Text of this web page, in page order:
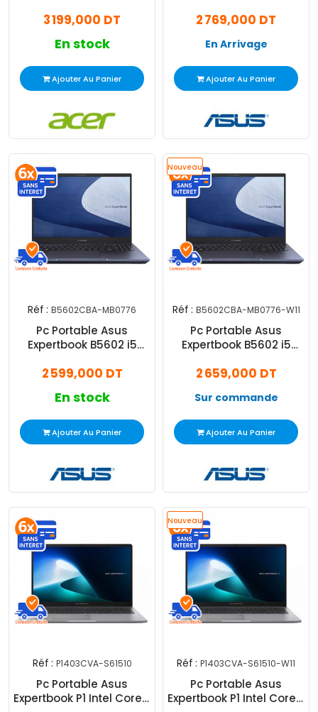
Windows 11 Pro
3 199,000 DT
En stock
Ajouter Au Panier
512Go SSD
2 769,000 DT
En Arrivage
Ajouter Au Panier
Réf : B5602CBA-MB0776
Pc Portable Asus
Expertbook B5602 i5
2 599,000 DT
En stock
Ajouter Au Panier
Nouveau
Réf : B5602CBA-MB0776-W11
Pc Portable Asus
Expertbook B5602 i5
Windows 11
2 659,000 DT
Sur commande
Ajouter Au Panier
Réf : P1403CVA-S61510
Pc Portable Asus
Expertbook P1 Intel Core 7
Nouveau
Réf : P1403CVA-S61510-W11
Pc Portable Asus
Expertbook P1 Intel Core 7